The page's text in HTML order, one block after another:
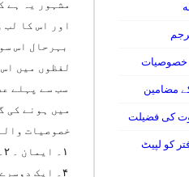
خصوصیات
مضامین
کی فضیلت
کو لپیٹ
مشہور یہ ہے
اور اس کا لب
بہرحال اس
لفظوں میں
سب سے پہلے
میں ہونے کی
خصوصیات
۴۔ ایک